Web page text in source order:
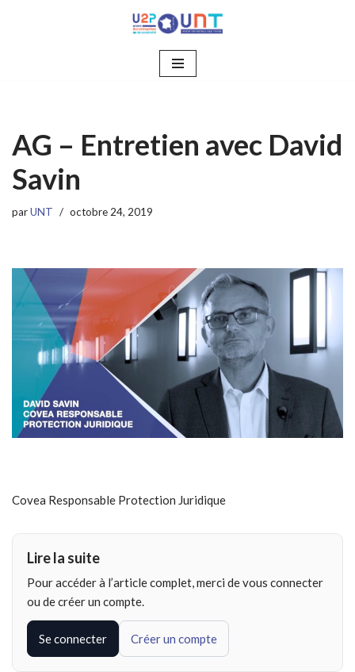
AG – Entretien avec David
Savin
parUNT octobre 24, 2019
Covea Responsable Protection Juridique
Lire la suite
Pour accéder à l’article complet, merci de vous connecter
ou de créer un compte.
Se connecter Créer un compte